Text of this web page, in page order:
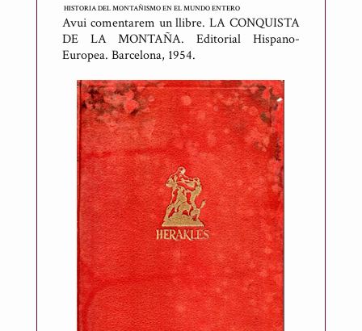
u
b
l
HISTORIA DEL MONTAÑISMO EN EL MUNDO ENTERO
Avui comentarem un llibre. LA CONQUISTA
DE LA MONTAÑA. Editorial Hispano-
Europea. Barcelona, 1954.